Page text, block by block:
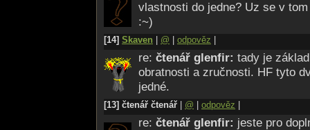
vlastnosti do jedne? Uz se v
:~)
[14] Skaven @ odpověz
re: čtenář glenfir: tady je
obratnosti a zručnosti. HF tyto
jedné.
[13] čtenář čtenář @ odpověz
re: čtenář glenfir: jeste pro